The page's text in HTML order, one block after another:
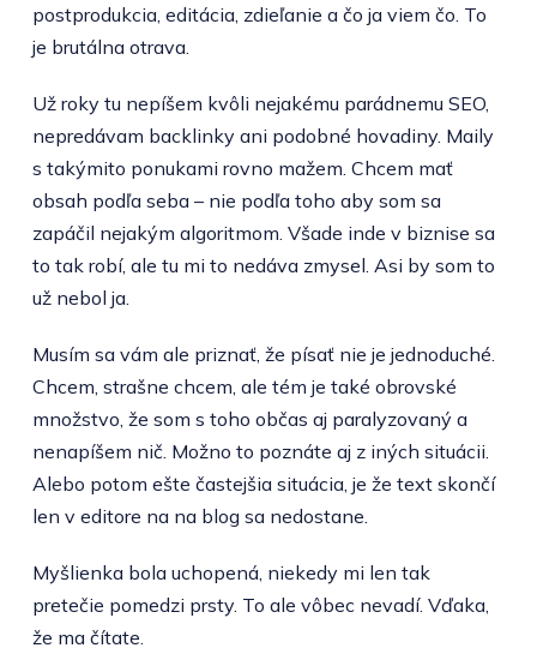
postprodukcia, editácia, zdieľanie a čo ja viem čo. To
je brutálna otrava.
Už roky tu nepíšem kvôli nejakému parádnemu SEO,
nepredávam backlinky ani podobné hovadiny. Maily
s takýmito ponukami rovno mažem. Chcem mať
obsah podľa seba – nie podľa toho aby som sa
zapáčil nejakým algoritmom. Všade inde v biznise sa
to tak robí, ale tu mi to nedáva zmysel. Asi by som to
už nebol ja.
Musím sa vám ale priznať, že písať nie je jednoduché.
Chcem, strašne chcem, ale tém je také obrovské
množstvo, že som s toho občas aj paralyzovaný a
nenapíšem nič. Možno to poznáte aj z iných situácii.
Alebo potom ešte častejšia situácia, je že text skončí
len v editore na na blog sa nedostane.
Myšlienka bola uchopená, niekedy mi len tak
pretečie pomedzi prsty. To ale vôbec nevadí. Vďaka,
že ma čítate.